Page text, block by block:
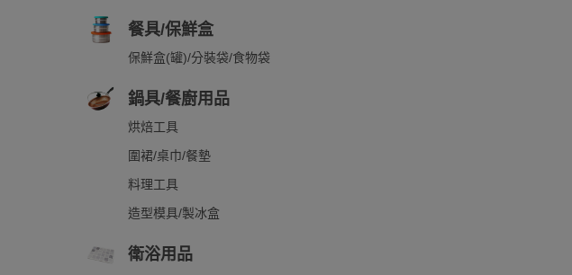
餐具/保鮮盒
保鮮盒(罐)/分裝袋/食物袋
鍋具/餐廚用品
烘焙工具
圍裙/桌巾/餐墊
料理工具
造型模具/製冰盒
衛浴用品